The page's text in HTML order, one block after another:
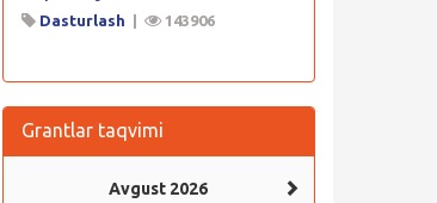
Dasturlash 143906
Grantlar taqvimi
Avgust 2026